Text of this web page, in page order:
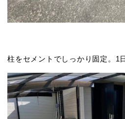
柱をセメントでしっかり固定。1